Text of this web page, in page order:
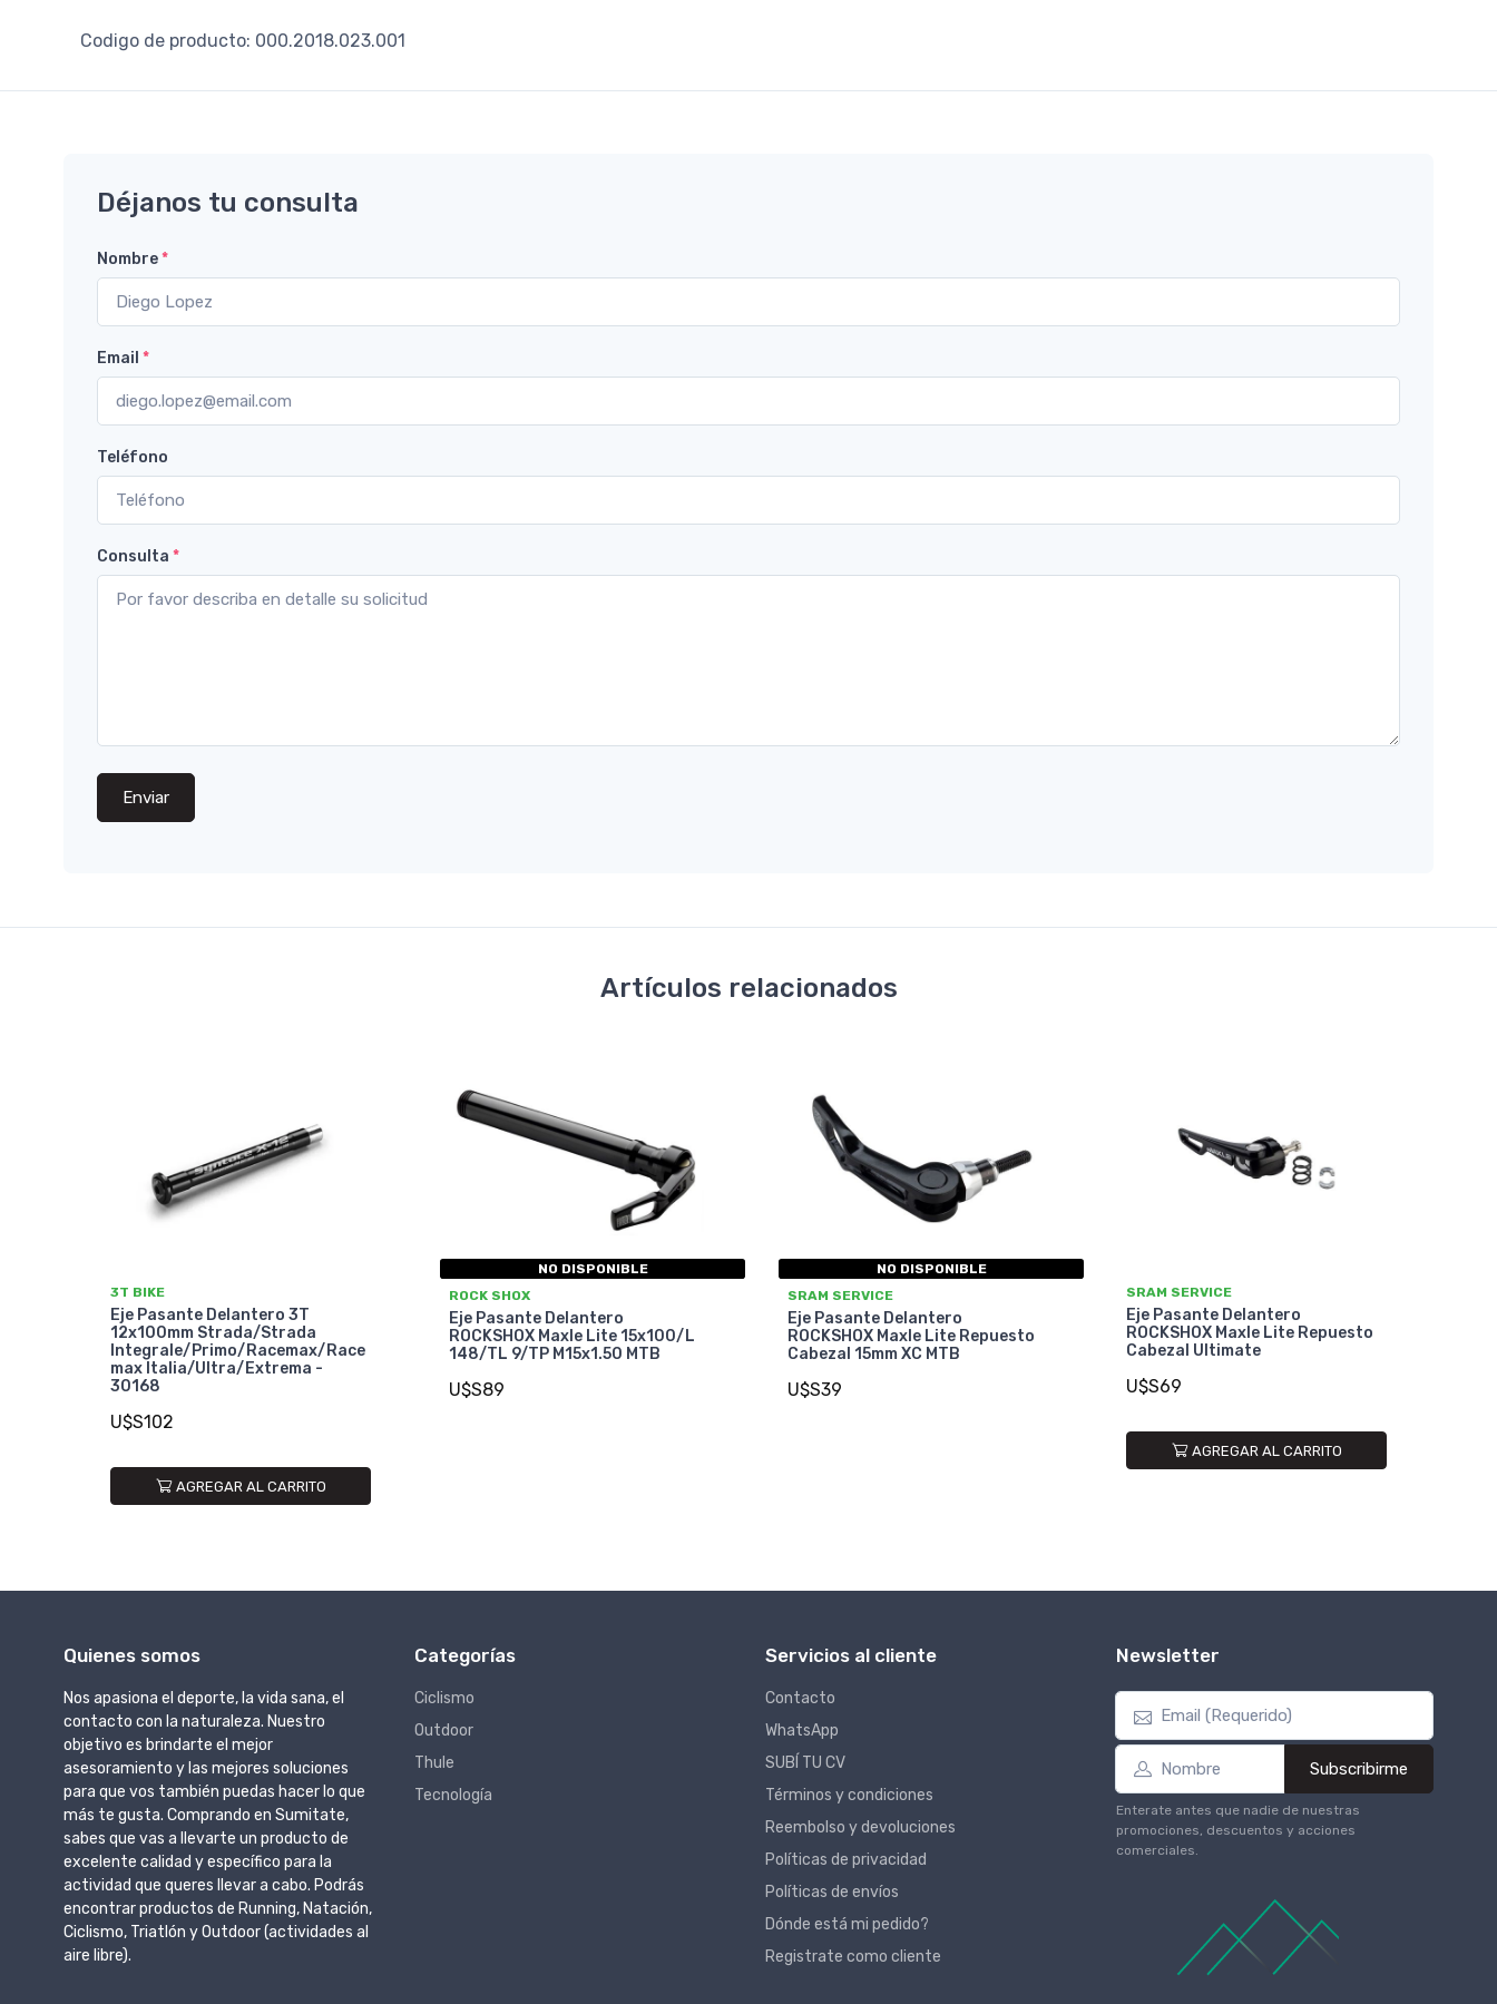
Codigo de producto: 000.2018.023.001
Déjanos tu consulta
Nombre*
Email *
Teléfono
Consulta *
Enviar
Artículos relacionados
3T BIKE
Eje Pasante Delantero 3T
12x100mm Strada/Strada
Integrale/Primo/Racemax/Race
max Italia/Ultra/Extrema -
30168
U$S102
AGREGAR AL CARRITO
NO DISPONIBLE
ROCK SHOX
Eje Pasante Delantero
ROCKSHOX Maxle Lite 15x100/L
148/TL 9/TP M15x1.50 MTB
U$S89
NO DISPONIBLE
SRAM SERVICE
Eje Pasante Delantero
ROCKSHOX Maxle Lite Repuesto
Cabezal 15mm XC MTB
U$S39
SRAM SERVICE
Eje Pasante Delantero
ROCKSHOX Maxle Lite Repuesto
Cabezal Ultimate
U$S69
AGREGAR AL CARRITO
Quienes somos
Nos apasiona el deporte, la vida sana, el
contacto con la naturaleza. Nuestro
objetivo es brindarte el mejor
asesoramiento y las mejores soluciones
para que vos también puedas hacer lo que
más te gusta. Comprando en Sumitate,
sabes que vas a llevarte un producto de
excelente calidad y específico para la
actividad que queres llevar a cabo. Podrás
encontrar productos de Running, Natación,
Ciclismo, Triatlón y Outdoor (actividades al
aire libre).
Categorías
Ciclismo
Outdoor
Thule
Tecnología
Servicios al cliente
Contacto
WhatsApp
SUBÍ TU CV
Términos y condiciones
Reembolso y devoluciones
Políticas de privacidad
Políticas de envíos
Dónde está mi pedido?
Registrate como cliente
Newsletter
Subscribirme
Enterate antes que nadie de nuestras
promociones, descuentos y acciones
comerciales.